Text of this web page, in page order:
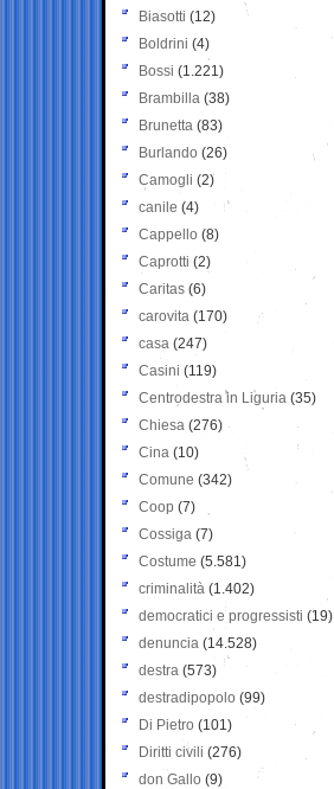
Biasotti (12)
Boldrini (4)
Bossi (1.221)
Brambilla (38)
Brunetta (83)
Burlando (26)
Camogli (2)
canile (4)
Cappello (8)
Caprotti (2)
Caritas (6)
carovita (170)
casa (247)
Casini (119)
Centrodestra in Liguria (35)
Chiesa (276)
Cina (10)
Comune (342)
Coop (7)
Cossiga (7)
Costume (5.581)
criminalità (1.402)
democratici e progressisti (19)
denuncia (14.528)
destra (573)
destradipopolo (99)
Di Pietro (101)
Diritti civili (276)
don Gallo (9)